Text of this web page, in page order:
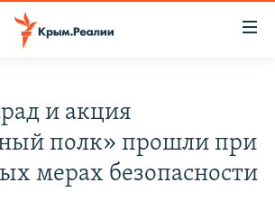
КРЫМА
и акция
полк» прошли при
мерах безопасности